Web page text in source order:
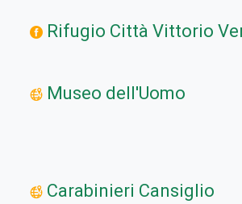
Rifugio Città Vittorio
Museo dell'Uomo
Carabinieri Cansiglio